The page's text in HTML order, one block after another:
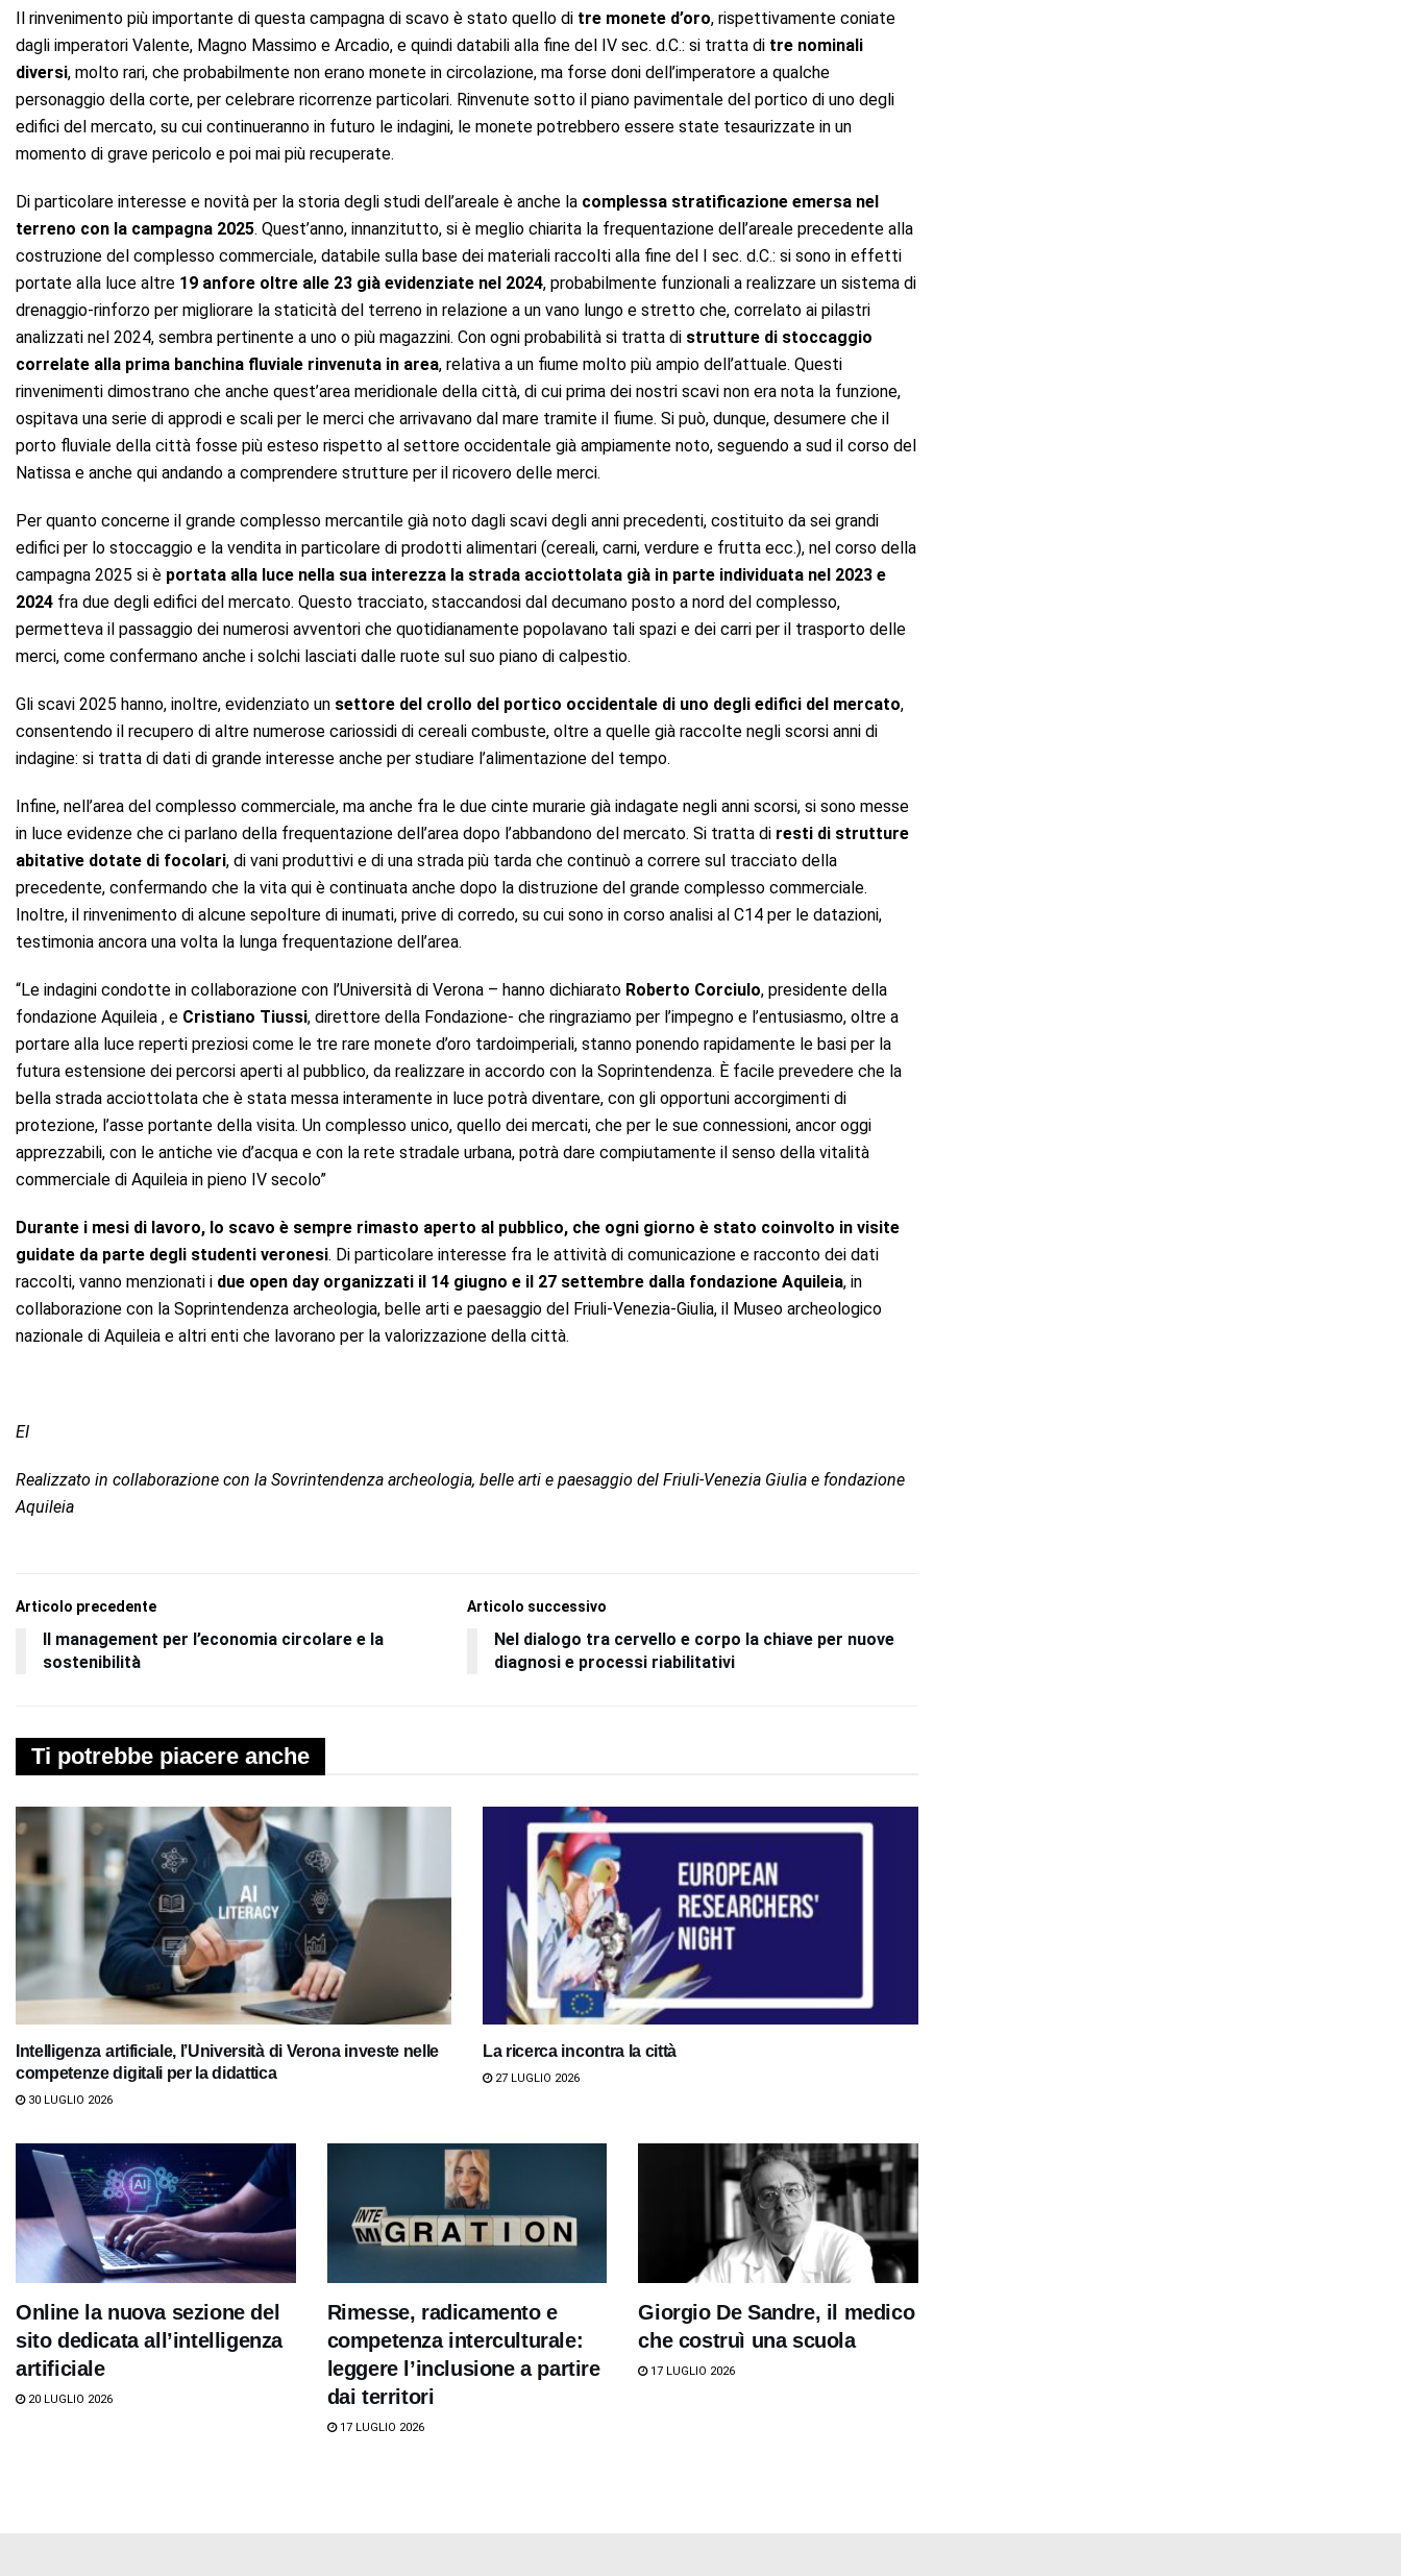
Il rinvenimento più importante di questa campagna di scavo è stato quello di tre monete d’oro, rispettivamente coniate
dagli imperatori Valente, Magno Massimo e Arcadio, e quindi databili alla fine del IV sec. d.C.: si tratta di tre nominali
diversi, molto rari, che probabilmente non erano monete in circolazione, ma forse doni dell’imperatore a qualche
personaggio della corte, per celebrare ricorrenze particolari. Rinvenute sotto il piano pavimentale del portico di uno degli
edifici del mercato, su cui continueranno in futuro le indagini, le monete potrebbero essere state tesaurizzate in un
momento di grave pericolo e poi mai più recuperate.
Di particolare interesse e novità per la storia degli studi dell’areale è anche la complessa stratificazione emersa nel
terreno con la campagna 2025. Quest’anno, innanzitutto, si è meglio chiarita la frequentazione dell’areale precedente alla
costruzione del complesso commerciale, databile sulla base dei materiali raccolti alla fine del I sec. d.C.: si sono in effetti
portate alla luce altre 19 anfore oltre alle 23 già evidenziate nel 2024, probabilmente funzionali a realizzare un sistema di
drenaggio-rinforzo per migliorare la staticità del terreno in relazione a un vano lungo e stretto che, correlato ai pilastri
analizzati nel 2024, sembra pertinente a uno o più magazzini. Con ogni probabilità si tratta di strutture di stoccaggio
correlate alla prima banchina fluviale rinvenuta in area, relativa a un fiume molto più ampio dell’attuale. Questi
rinvenimenti dimostrano che anche quest’area meridionale della città, di cui prima dei nostri scavi non era nota la funzione,
ospitava una serie di approdi e scali per le merci che arrivavano dal mare tramite il fiume. Si può, dunque, desumere che il
porto fluviale della città fosse più esteso rispetto al settore occidentale già ampiamente noto, seguendo a sud il corso del
Natissa e anche qui andando a comprendere strutture per il ricovero delle merci.
Per quanto concerne il grande complesso mercantile già noto dagli scavi degli anni precedenti, costituito da sei grandi
edifici per lo stoccaggio e la vendita in particolare di prodotti alimentari (cereali, carni, verdure e frutta ecc.), nel corso della
campagna 2025 si è portata alla luce nella sua interezza la strada acciottolata già in parte individuata nel 2023 e
2024 fra due degli edifici del mercato. Questo tracciato, staccandosi dal decumano posto a nord del complesso,
permetteva il passaggio dei numerosi avventori che quotidianamente popolavano tali spazi e dei carri per il trasporto delle
merci, come confermano anche i solchi lasciati dalle ruote sul suo piano di calpestio.
Gli scavi 2025 hanno, inoltre, evidenziato un settore del crollo del portico occidentale di uno degli edifici del mercato,
consentendo il recupero di altre numerose cariossidi di cereali combuste, oltre a quelle già raccolte negli scorsi anni di
indagine: si tratta di dati di grande interesse anche per studiare l’alimentazione del tempo.
Infine, nell’area del complesso commerciale, ma anche fra le due cinte murarie già indagate negli anni scorsi, si sono messe
in luce evidenze che ci parlano della frequentazione dell’area dopo l’abbandono del mercato. Si tratta di resti di strutture
abitative dotate di focolari, di vani produttivi e di una strada più tarda che continuò a correre sul tracciato della
precedente, confermando che la vita qui è continuata anche dopo la distruzione del grande complesso commerciale.
Inoltre, il rinvenimento di alcune sepolture di inumati, prive di corredo, su cui sono in corso analisi al C14 per le datazioni,
testimonia ancora una volta la lunga frequentazione dell’area.
“Le indagini condotte in collaborazione con l’Università di Verona – hanno dichiarato Roberto Corciulo, presidente della
fondazione Aquileia , e Cristiano Tiussi, direttore della Fondazione- che ringraziamo per l’impegno e l’entusiasmo, oltre a
portare alla luce reperti preziosi come le tre rare monete d’oro tardoimperiali, stanno ponendo rapidamente le basi per la
futura estensione dei percorsi aperti al pubblico, da realizzare in accordo con la Soprintendenza. È facile prevedere che la
bella strada acciottolata che è stata messa interamente in luce potrà diventare, con gli opportuni accorgimenti di
protezione, l’asse portante della visita. Un complesso unico, quello dei mercati, che per le sue connessioni, ancor oggi
apprezzabili, con le antiche vie d’acqua e con la rete stradale urbana, potrà dare compiutamente il senso della vitalità
commerciale di Aquileia in pieno IV secolo”
Durante i mesi di lavoro, lo scavo è sempre rimasto aperto al pubblico, che ogni giorno è stato coinvolto in visite
guidate da parte degli studenti veronesi. Di particolare interesse fra le attività di comunicazione e racconto dei dati
raccolti, vanno menzionati i due open day organizzati il 14 giugno e il 27 settembre dalla fondazione Aquileia, in
collaborazione con la Soprintendenza archeologia, belle arti e paesaggio del Friuli-Venezia-Giulia, il Museo archeologico
nazionale di Aquileia e altri enti che lavorano per la valorizzazione della città.
EI
Realizzato in collaborazione con la Sovrintendenza archeologia, belle arti e paesaggio del Friuli-Venezia Giulia e fondazione
Aquileia
Articolo precedente
Il management per l’economia circolare e la
sostenibilità
Articolo successivo
Nel dialogo tra cervello e corpo la chiave per nuove
diagnosi e processi riabilitativi
Ti potrebbe piacere anche
Intelligenza artificiale, l’Università di Verona investe nelle
competenze digitali per la didattica
30 LUGLIO 2026
La ricerca incontra la città
27 LUGLIO 2026
Online la nuova sezione del
sito dedicata all’intelligenza
artificiale
20 LUGLIO 2026
Rimesse, radicamento e
competenza interculturale:
leggere l’inclusione a partire
dai territori
17 LUGLIO 2026
Giorgio De Sandre, il medico
che costruì una scuola
17 LUGLIO 2026